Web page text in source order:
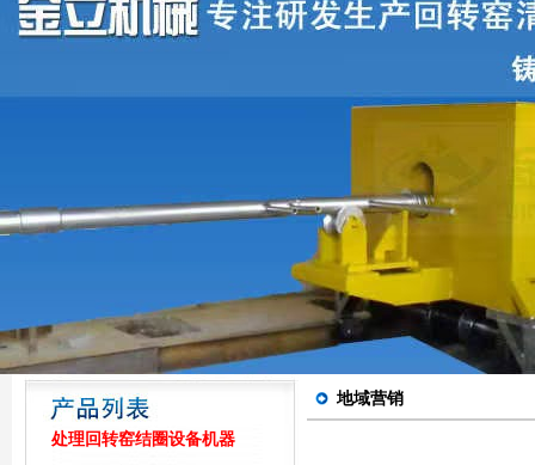
处理回转窑结圈设备机器
地域营销